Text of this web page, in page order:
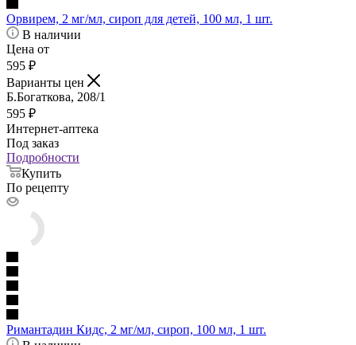
Орвирем, 2 мг/мл, сироп для детей, 100 мл, 1 шт.
В наличии
Цена от
595 ₽
Варианты цен
Б.Богаткова, 208/1
595 ₽
Интернет-аптека
Под заказ
Подробности
Купить
По рецепту
Римантадин Кидс, 2 мг/мл, сироп, 100 мл, 1 шт.